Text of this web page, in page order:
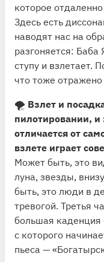
которое
Здесь есть
наводят нас на
разгоняется: Баба
ступу и взлетает.
что тоже
🌪 Взлет и
пилотировании, и
отличается от
взлете играет
Может быть, это
луна, звезды,
быть, это люди в
тревогой. Третья
большая каденция
с которого
пьеса —